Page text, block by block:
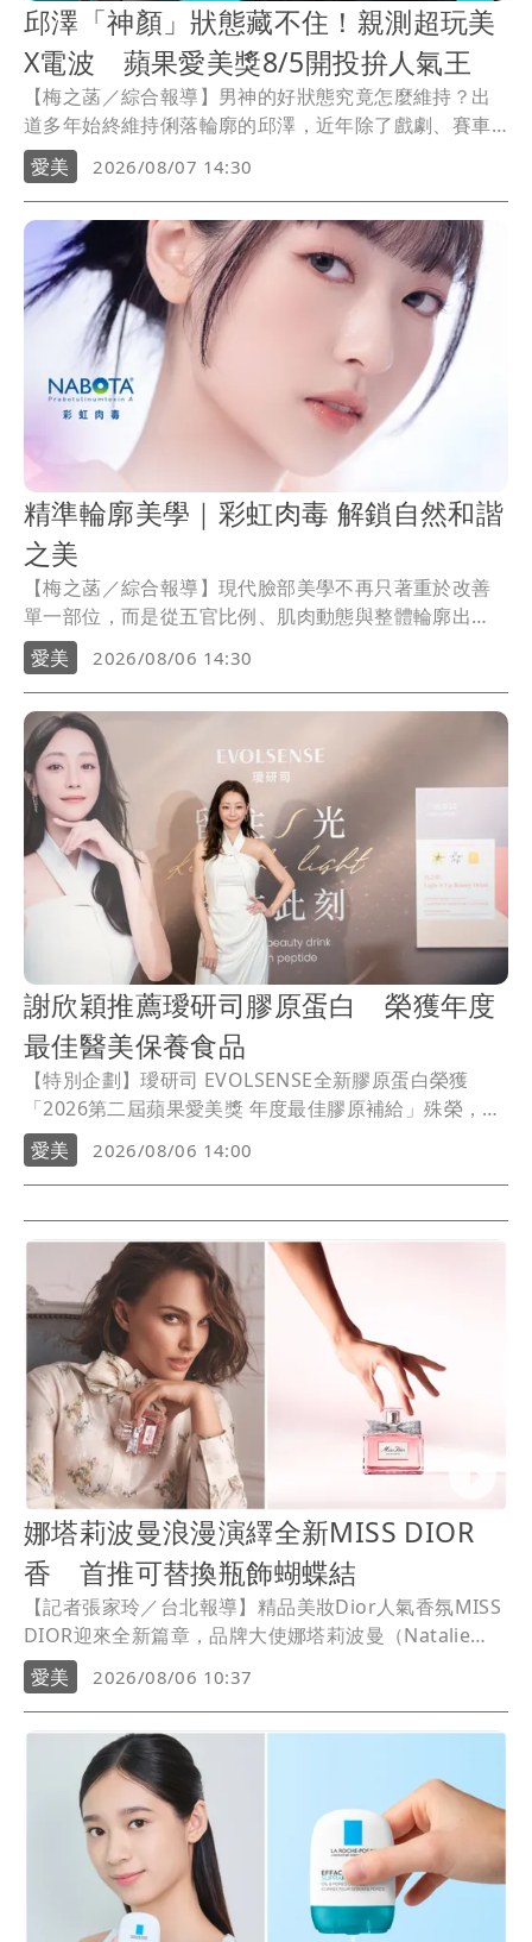
邱澤「神顏」狀態藏不住！親測超玩美
X電波 蘋果愛美獎8/5開投拚人氣王
【梅之菡／綜合報導】男神的好狀態究竟怎麼維持？出
道多年始終維持俐落輪廓的邱澤，近年除了戲劇、賽車
場上備受矚目，也首度跨足醫美代言，成為OligioX「超
玩美X電波」品牌大使。過去自認「超怕痛」的他，親自
體驗後反而成為愛用者，從低痛感、智能冷卻到深淺層
雙模式，讓忙碌工作之餘維持自然好狀態。隨著《壹蘋
新聞網》第二屆「蘋果愛美獎」於8月5日正式啟動全民
票選，超玩美X電波也加入今年人氣大戰電波類，接受讀
者真實票選考驗。
愛美 2026/08/07 14:30
精準輪廓美學｜彩虹肉毒 解鎖自然和諧
之美
【梅之菡／綜合報導】現代臉部美學不再只著重於改善
單一部位，而是從五官比例、肌肉動態與整體輪廓出
發，追求協調且自然的視覺平衡。耐看的美感，並非刻
意改變個人特色或追求制式化臉型，而是在專業醫師評
估下，依據個人的臉部條件與肌肉特性，進行適當的美
學規劃，使整體輪廓與表情呈現更自然、和諧的視覺效
果。
愛美 2026/08/06 14:30
謝欣穎推薦璦研司膠原蛋白 榮獲年度
最佳醫美保養食品
【特別企劃】璦研司 EVOLSENSE全新膠原蛋白榮獲
「2026第二屆蘋果愛美獎 年度最佳膠原補給」殊榮，肯
定其在原料規格與保養實效上的專業表現，也成為許多
重視醫美術後營養補充與日常美麗保養族群關注的膠原
蛋白選擇。深耕台灣保健市場的璦研司，今年與謝欣穎
攜手邁入第四年，並宣布擔任全新膠原蛋白代言人。雙
方自品牌創立初期一路同行，不僅見證璦研司持續拓展
美顏保健版圖，也展現彼此對「真實、自信、美麗」理
念的契合。此款膠原蛋白由璦研司攜手日本原料大廠一
丸共同開發，以專利原料、單純配方與便利補充設計，
提供由內而外的日常保養新選擇。
愛美 2026/08/06 14:00
娜塔莉波曼浪漫演繹全新MISS DIOR
香 首推可替換瓶飾蝴蝶結
【記者張家玲／台北報導】精品美妝Dior人氣香氛MISS
DIOR迎來全新篇章，品牌大使娜塔莉波曼（Natalie
Portman）再次現身全新形象廣告，身穿創意總監
Jonathan Anderson打造的粉嫩花卉高訂禮服，漫步於
陽光灑落的巴黎街頭與湛藍海岸，於光影間完美詮釋無
畏迷人的現代女性風采。
愛美 2026/08/06 10:37